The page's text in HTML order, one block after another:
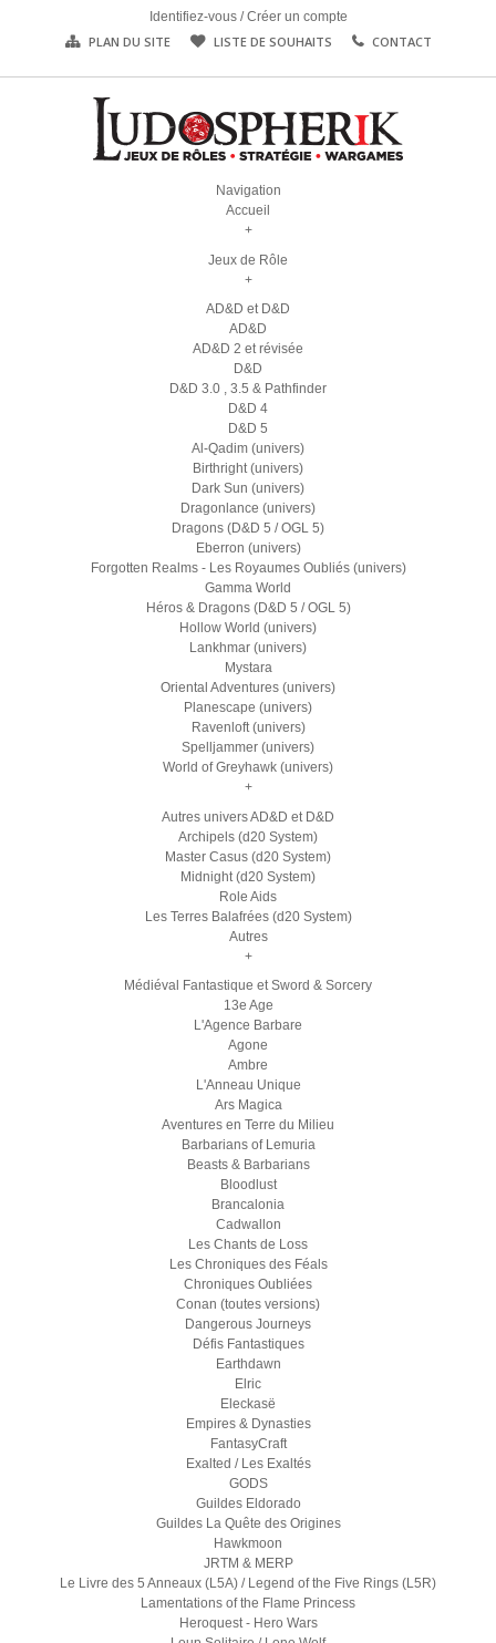
Identifiez-vous /Créer un compte
PLAN DU SITE LISTE DE SOUHAITS CONTACT
Navigation
Accueil
+
Jeux de Rôle
+
AD&D et D&D
AD&D
AD&D 2 et révisée
D&D
D&D 3.0 , 3.5 & Pathfinder
D&D 4
D&D 5
Al-Qadim (univers)
Birthright (univers)
Dark Sun (univers)
Dragonlance (univers)
Dragons (D&D 5 / OGL 5)
Eberron (univers)
Forgotten Realms - Les Royaumes Oubliés (univers)
Gamma World
Héros & Dragons (D&D 5 / OGL 5)
Hollow World (univers)
Lankhmar (univers)
Mystara
Oriental Adventures (univers)
Planescape (univers)
Ravenloft (univers)
Spelljammer (univers)
World of Greyhawk (univers)
+
Autres univers AD&D et D&D
Archipels (d20 System)
Master Casus (d20 System)
Midnight (d20 System)
Role Aids
Les Terres Balafrées (d20 System)
Autres
+
Médiéval Fantastique et Sword & Sorcery
13e Age
L'Agence Barbare
Agone
Ambre
L'Anneau Unique
Ars Magica
Aventures en Terre du Milieu
Barbarians of Lemuria
Beasts & Barbarians
Bloodlust
Brancalonia
Cadwallon
Les Chants de Loss
Les Chroniques des Féals
Chroniques Oubliées
Conan (toutes versions)
Dangerous Journeys
Défis Fantastiques
Earthdawn
Elric
Eleckasë
Empires & Dynasties
FantasyCraft
Exalted / Les Exaltés
GODS
Guildes Eldorado
Guildes La Quête des Origines
Hawkmoon
JRTM & MERP
Le Livre des 5 Anneaux (L5A) / Legend of the Five Rings (L5R)
Lamentations of the Flame Princess
Heroquest - Hero Wars